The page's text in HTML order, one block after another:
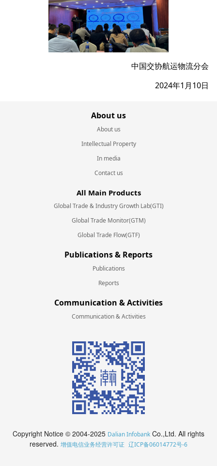
中国交协航运物流分会
2024年1月10日
About us
About us
Intellectual Property
In media
Contact us
All Main Products
Global Trade & Industry Growth Lab(GTI)
Global Trade Monitor(GTM)
Global Trade Flow(GTF)
Publications & Reports
Publications
Reports
Communication & Activities
Communication & Activities
Copyright Notice © 2004-2025 Dalian Infobank Co.,Ltd. All rights
reserved. 增值电信业务经营许可证 辽ICP备06014772号-6